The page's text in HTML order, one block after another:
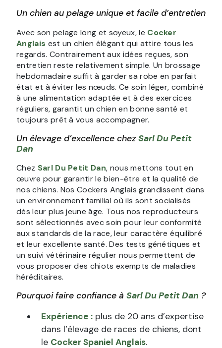
Un chien au pelage unique et facile d’entretien
Avec son pelage long et soyeux, le Cocker
Anglais est un chien élégant qui attire tous les
regards. Contrairement aux idées reçues, son
entretien reste relativement simple. Un brossage
hebdomadaire suffit à garder sa robe en parfait
état et à éviter les nœuds. Ce soin léger, combiné
à une alimentation adaptée et à des exercices
réguliers, garantit un chien en bonne santé et
toujours prêt à vous accompagner.
Un élevage d’excellence chezSarl Du Petit
Dan
Chez Sarl Du Petit Dan, nous mettons tout en
œuvre pour garantir le bien-être et la qualité de
nos chiens. Nos Cockers Anglais grandissent dans
un environnement familial où ils sont socialisés
dès leur plus jeune âge. Tous nos reproducteurs
sont sélectionnés avec soin pour leur conformité
aux standards de la race, leur caractère équilibré
et leur excellente santé. Des tests génétiques et
un suivi vétérinaire régulier nous permettent de
vous proposer des chiots exempts de maladies
héréditaires.
Pourquoi faire confiance à Sarl Du Petit Dan ?
Expérience : plus de 20 ans d’expertise
dans l’élevage de races de chiens, dont
le Cocker Spaniel Anglais.